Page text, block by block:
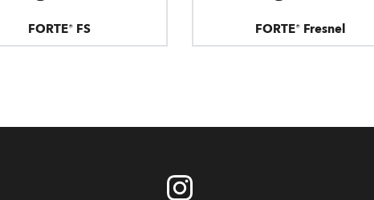
FORTE® FS FORTE® Fresnel